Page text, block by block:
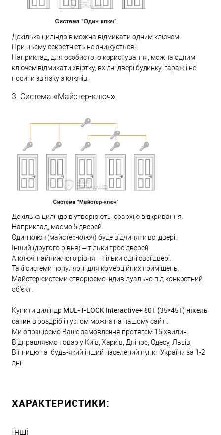
Декілька циліндрів можна відмикати одним ключем.
При цьому секретність не знижується!
Наприклад, для особистого користування, можна одним
ключем відмикати хвіртку, вхідні двері будинку, гараж і не
носити зв’язку з ключів.
3. Система «Майстер-ключ».
Декілька циліндрів утворюють ієрархію відкривання.
Наприклад, маємо 5 дверей.
Один ключ (майстер-ключ) буде відчиняти всі двері.
Інший (другого рівня) – тільки троє дверей.
А ключі найнижчого рівня – тільки одні свої двері.
Такі системи популярні для комерційних приміщень.
Майстер-системи створюємо індивідуально під конкретний
об'єкт.
Купити циліндр MUL-T-LOCK Interactive+ 80Т (35*45T) нікель
сатин в роздріб і гуртом можна на нашому сайті.
Ми опрацюємо Ваше замовлення протягом 15 хвилин.
Відправляємо товар у Київ, Харків, Дніпро, Одесу, Львів,
Вінницю та будь-який інший населений пункт України за 1-2
дні.
ХАРАКТЕРИСТИКИ:
Інші